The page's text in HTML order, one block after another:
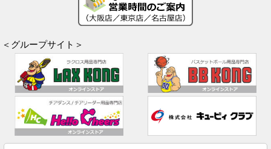
＜グループサイト＞